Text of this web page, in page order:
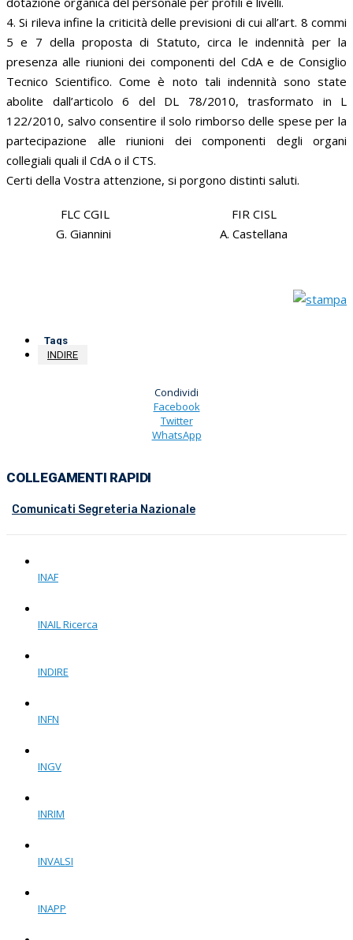
4. Si rileva infine la criticità delle previsioni di cui all’art. 8 commi
5 e 7 della proposta di Statuto, circa le indennità per la
presenza alle riunioni dei componenti del CdA e de Consiglio
Tecnico Scientifico. Come è noto tali indennità sono state
abolite dall’articolo 6 del DL 78/2010, trasformato in L
122/2010, salvo consentire il solo rimborso delle spese per la
partecipazione alle riunioni dei componenti degli organi
collegiali quali il CdA o il CTS.
Certi della Vostra attenzione, si porgono distinti saluti.
FLC CGIL
G. Giannini
FIR CISL
A. Castellana
Tags
INDIRE
Condividi
Facebook
Twitter
WhatsApp
COLLEGAMENTI RAPIDI
Comunicati Segreteria Nazionale
INAF
INAIL Ricerca
INDIRE
INFN
INGV
INRIM
INVALSI
INAPP